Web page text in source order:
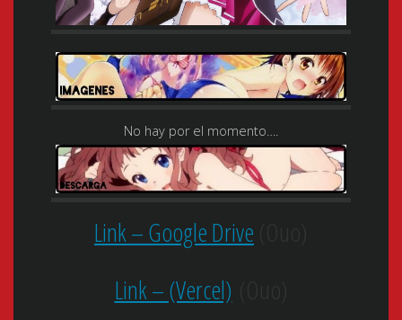
No hay por el momento….
Link – Google Drive
Link – (Vercel)